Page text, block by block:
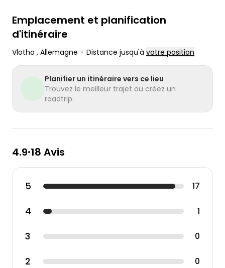
Emplacement et planification
d'itinéraire
Vlotho , Allemagne • Distance jusqu'à votre position
Planifier un itinéraire vers ce lieu
Trouvez le meilleur trajet ou créez un
roadtrip.
4.9•18 Avis
5 17
4 1
3 0
2 0